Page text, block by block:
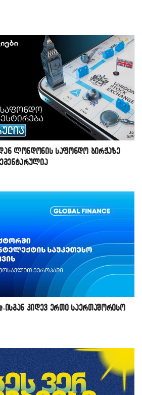
ლონდონის საფონდო ბირჟაზე
ისგან კიდევ ერთი საერთაშორისო